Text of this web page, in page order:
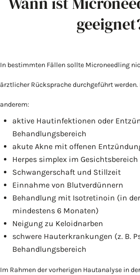
In bestimmten Fällen sollte Microneedling
ärztlicher Rücksprache durchgeführt werden.
anderem:
aktive Hautinfektionen oder
Behandlungsbereich
akute Akne mit offenen
Herpes simplex im Gesichtsbereich
Schwangerschaft und Stillzeit
Einnahme von Blutverdünnern
Behandlung mit Isotretinoin (in der
mindestens 6 Monaten)
Neigung zu Keloidnarben
schwere Hauterkrankungen (z. B.
Behandlungsbereich
Im Rahmen der vorherigen Hautanalyse in